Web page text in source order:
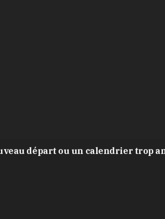
départ ou un calendrier trop